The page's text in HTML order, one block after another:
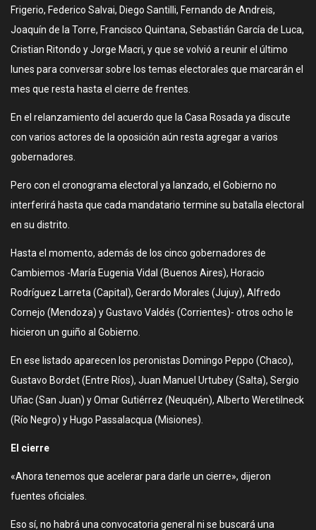
Frigerio, Federico Salvai, Diego Santilli, Fernando de Andreis,
Joaquín de la Torre, Francisco Quintana, Sebastián García de Luca,
Cristian Ritondo y Jorge Macri, y que se volvió a reunir el último
lunes para conversar sobre los temas electorales que marcarán el
mes que resta hasta el cierre de frentes.
En el relanzamiento del acuerdo que la Casa Rosada ya discute
con varios actores de la oposición aún resta agregar a varios
gobernadores.
Pero con el cronograma electoral ya lanzado, el Gobierno no
interferirá hasta que cada mandatario termine su batalla electoral
en su distrito.
Hasta el momento, además de los cinco gobernadores de
Cambiemos -María Eugenia Vidal (Buenos Aires), Horacio
Rodríguez Larreta (Capital), Gerardo Morales (Jujuy), Alfredo
Cornejo (Mendoza) y Gustavo Valdés (Corrientes)- otros ocho le
hicieron un guiño al Gobierno.
En ese listado aparecen los peronistas Domingo Peppo (Chaco),
Gustavo Bordet (Entre Ríos), Juan Manuel Urtubey (Salta), Sergio
Uñac (San Juan) y Omar Gutiérrez (Neuquén), Alberto Weretilneck
(Río Negro) y Hugo Passalacqua (Misiones).
El cierre
«Ahora tenemos que acelerar para darle un cierre», dijeron
fuentes oficiales.
Eso sí, no habrá una convocatoria general ni se buscará una